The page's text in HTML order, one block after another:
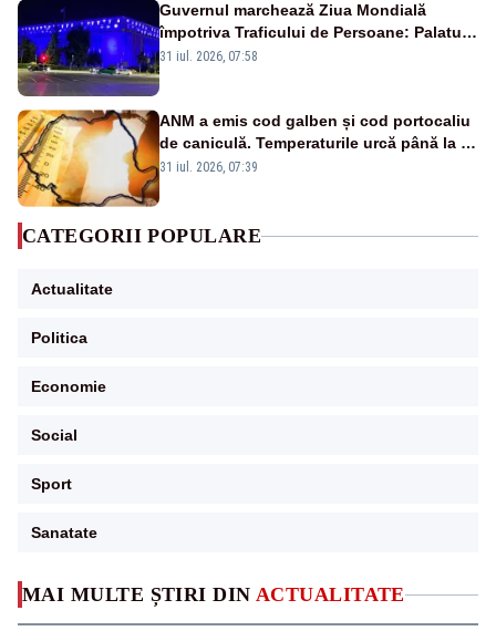
MAI MULTE ȘTIRI DIN ACTUALITATE
Guvernul marchează Ziua Mondială
împotriva Traficului de Persoane: Palatul
Victoria, iluminat în albastru
31 iul. 2026, 07:58
ANM a emis cod galben și cod portocaliu
de caniculă. Temperaturile urcă până la 38
de grade, iar nopțile devin tropicale
31 iul. 2026, 07:39
CATEGORII POPULARE
Actualitate
Politica
Economie
Social
Sport
Sanatate